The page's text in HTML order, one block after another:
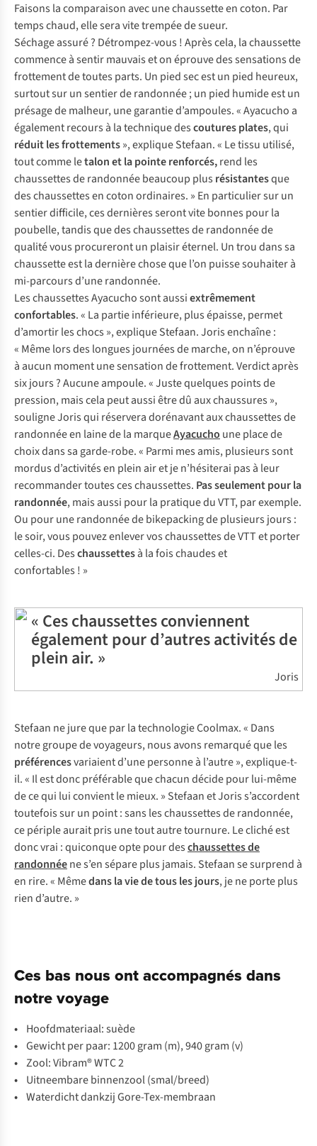
Faisons la comparaison avec une chaussette en coton. Par
temps chaud, elle sera vite trempée de sueur.
Séchage assuré ? Détrompez-vous ! Après cela, la chaussette
commence à sentir mauvais et on éprouve des sensations de
frottement de toutes parts. Un pied sec est un pied heureux,
surtout sur un sentier de randonnée ; un pied humide est un
présage de malheur, une garantie d’ampoules. « Ayacucho a
également recours à la technique descoutures plates, qui
réduit les frottements», explique Stefaan. « Le tissu utilisé,
tout comme letalon et la pointe renforcés,rend les
chaussettes de randonnée beaucoup plus résistantesque
des chaussettes en coton ordinaires. » En particulier sur un
sentier difficile, ces dernières seront vite bonnes pour la
poubelle, tandis que des chaussettes de randonnée de
qualité vous procureront un plaisir éternel. Un trou dans sa
chaussette est la dernière chose que l’on puisse souhaiter à
mi-parcours d’une randonnée.
Les chaussettes Ayacucho sont aussiextrêmement
confortables. « La partie inférieure, plus épaisse, permet
d’amortir les chocs », explique Stefaan. Joris enchaîne :
« Même lors des longues journées de marche, on n’éprouve
à aucun moment une sensation de frottement. Verdict après
six jours ? Aucune ampoule. « Juste quelques points de
pression, mais cela peut aussi être dû aux chaussures »,
souligne Joris qui réservera dorénavant aux chaussettes de
randonnée en laine de la marqueAyacucho une place de
choix dans sa garde-robe. « Parmi mes amis, plusieurs sont
mordus d’activités en plein air et je n’hésiterai pas à leur
recommander toutes ces chaussettes. Pas seulement pour la
randonnée, mais aussi pour la pratique du VTT, par exemple.
Ou pour une randonnée de bikepacking de plusieurs jours :
le soir, vous pouvez enlever vos chaussettes de VTT et porter
celles-ci. Deschaussettesà la fois chaudes et
confortables ! »
« Ces chaussettes conviennent
également pour d’autres activités de
plein air. »
Joris
Stefaan ne jure que par la technologie Coolmax. « Dans
notre groupe de voyageurs, nous avons remarqué que les
préférencesvariaient d’une personne à l’autre », explique-t-
il. « Il est donc préférable que chacun décide pour lui-même
de ce qui lui convient le mieux. » Stefaan et Joris s’accordent
toutefois sur un point : sans les chaussettes de randonnée,
ce périple aurait pris une tout autre tournure. Le cliché est
donc vrai : quiconque opte pour deschaussettes de
randonnéene s’en sépare plus jamais. Stefaan se surprend à
en rire. « Mêmedans la vie de tous les jours, je ne porte plus
rien d’autre. »
Ces bas nous ont accompagnés dans
notre voyage
• Hoofdmateriaal: suède
• Gewicht per paar: 1200 gram (m), 940 gram (v)
• Zool: Vibram® WTC 2
• Uitneembare binnenzool (smal/breed)
• Waterdicht dankzij Gore-Tex-membraan